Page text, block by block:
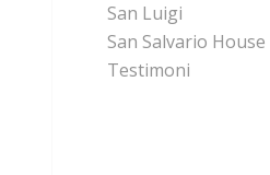
San Luigi
San Salvario House
Testimoni